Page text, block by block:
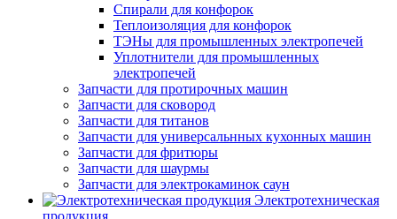
Спирали для конфорок
Теплоизоляция для конфорок
ТЭНы для промышленных электропечей
Уплотнители для промышленных
электропечей
Запчасти для протирочных машин
Запчасти для сковород
Запчасти для титанов
Запчасти для универсальнных кухонных машин
Запчасти для фритюры
Запчасти для шаурмы
Запчасти для электрокаминок саун
Электротехническая
продукция